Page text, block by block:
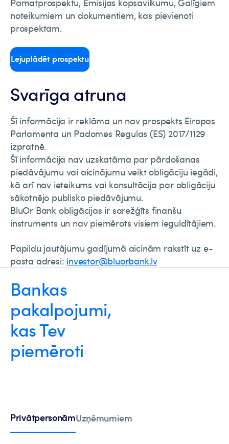
Pamatprospektu, Emisijas kopsavilkumu, Galīgiem
noteikumiem un dokumentiem, kas pievienoti
prospektam.
Lejuplādēt prospektu
Svarīga atruna
Šī informācija ir reklāma un nav prospekts Eiropas
Parlamenta un Padomes Regulas (ES) 2017/1129
izpratnē.
Šī informācija nav uzskatāma par pārdošanas
piedāvājumu vai aicinājumu veikt obligāciju iegādi,
kā arī nav ieteikums vai konsultācija par obligāciju
sākotnējo publisko piedāvājumu.
BluOr Bank obligācijas ir sarežģīts finanšu
instruments un nav piemērots visiem ieguldītājiem.
Papildu jautājumu gadījumā aicinām rakstīt uz e-
pasta adresi: investor@bluorbank.lv
Bankas
pakalpojumi,
kas Tev
piemēroti
PrivātpersonāmUzņēmumiem